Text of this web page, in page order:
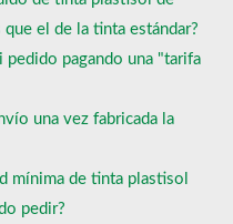
el de la tinta estándar?
pedido pagando una "tarifa
una vez fabricada la
mínima de tinta plastisol
pedir?